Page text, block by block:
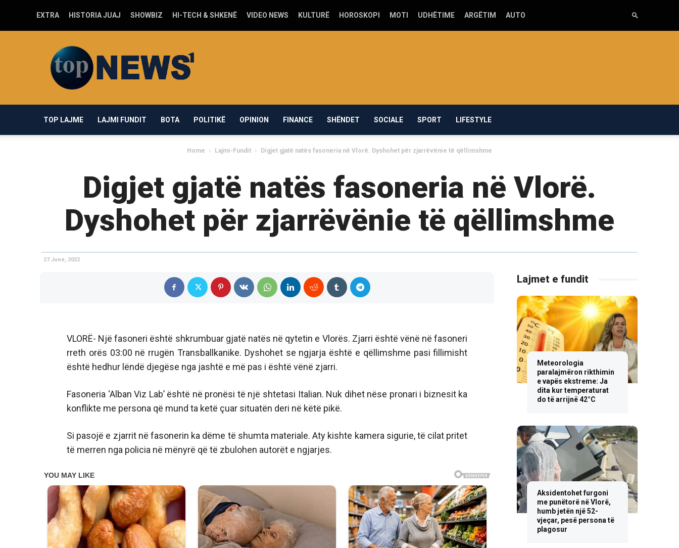
EXTRA HISTORIA JUAJ SHOWBIZ HI-TECH & SHKENË VIDEO NEWS KULTURË HOROSKOPI MOTI UDHËTIME ARGËTIM AUTO
news1.com
TOP LAJME LAJMI FUNDIT BOTA POLITIKË OPINION FINANCE SHËNDET SOCIALE SPORT LIFESTYLE
Home Lajmi-Fundit Digjet gjatë natës fasoneria në Vlorë. Dyshohet për zjarrëvënie të qëllimshme
Digjet gjatë natës fasoneria në Vlorë.
Dyshohet për zjarrëvënie të qëllimshme
27 June, 2022
VLORË- Një fasoneri është shkrumbuar gjatë natës në qytetin e Vlorës. Zjarri është vënë në fasoneri
rreth orës 03:00 në rrugën Transballkanike. Dyshohet se ngjarja është e qëllimshme pasi fillimisht
është hedhur lëndë djegëse nga jashtë e më pas i është vënë zjarri.
Fasoneria ‘Alban Viz Lab’ është në pronësi të një shtetasi Italian. Nuk dihet nëse pronari i biznesit ka
konflikte me persona që mund ta ketë çuar situatën deri në këtë pikë.
Si pasojë e zjarrit në fasonerin ka dëme të shumta materiale. Aty kishte kamera sigurie, të cilat pritet
të merren nga policia në mënyrë që të zbulohen autorët e ngjarjes.
Lajmet e fundit
Meteorologia
paralajmëron rikthimin
e vapës ekstreme: Ja
dita kur temperaturat
do të arrijnë 42°C
Aksidentohet furgoni
me punëtorë në Vlorë,
humb jetën një 52-
vjeçar, pesë persona të
plagosur